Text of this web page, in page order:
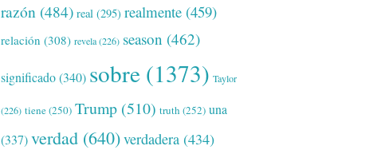
razón (484) real (295) realmente (459)
relación (308) revela(226) season (462)
significado(340) sobre (1373) Taylor
(226) tiene(250) Trump (510) truth (252) una
(337)verdad (640)verdadera (434)